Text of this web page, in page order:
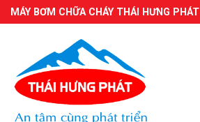
SkipMÁY BƠM CHỮA CHÁY THÁI HƯNG PHÁT